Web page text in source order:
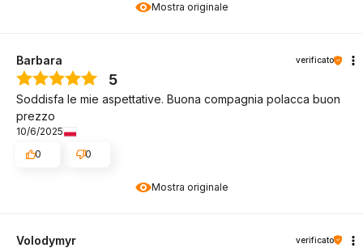
Mostra originale
Mostra originale
Barbara verificato
5
Soddisfa le mie aspettative. Buona compagnia polacca buon
prezzo
10/6/2025
0
0
Volodymyr verificato